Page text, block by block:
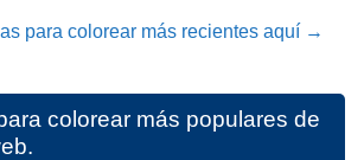
para colorear más recientes aquí →
colorear más populares de